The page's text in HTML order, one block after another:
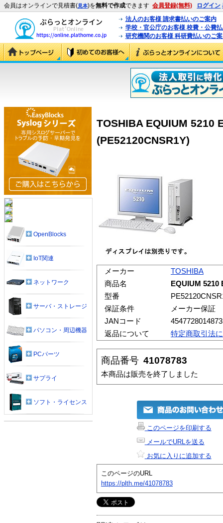
会員はオンラインで見積書(見本)を無料で作成できます 会員登録(無料) ログイン
法人のお客様 請求書払いのご案内
学校・官公庁のお客様 校費・公費
研究機関のお客様 科研費払いのご
TOSHIBA EQUIUM 5210
(PE52120CNSR1Y)
メーカー
TOSHIBA
商品名
EQUIUM 5210
型番
保証条件
メーカー保証
JANコード
4547728014873
返品について
特定商取引法
商品番号 41078783
本商品は販売を終了しました
このページを印刷する
メールでURLを送る
お気に入りに追加する
このページのURL
https://plth.me/41078783
OpenBlocks
IoT関連
ネットワーク
サーバ・ストレージ
パソコン・周辺機器
PCパーツ
サプライ
ソフト・ライセンス